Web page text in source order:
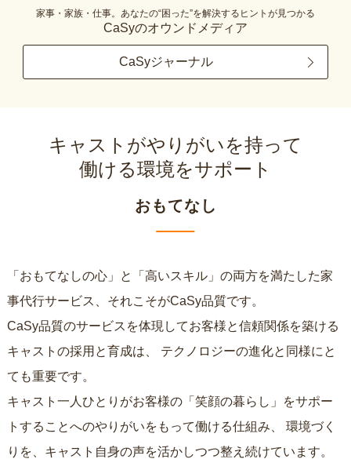
家事・家族・仕事。あなたの“困った”を解決するヒントが見つかる
CaSyのオウンドメディア
CaSyジャーナル
キャストがやりがいを持って
働ける環境をサポート
おもてなし
「おもてなしの心」と「高いスキル」の両方を満たした家
事代行サービス、それこそがCaSy品質です。
CaSy品質のサービスを体現してお客様と信頼関係を築ける
キャストの採用と育成は、
ても重要です。
キャスト一人ひとりがお客様の「笑顔の暮らし」をサポー
トすることへのやりがいをもって働ける仕組み、
りを、キャスト自身の声を活かしつつ整え続けています。